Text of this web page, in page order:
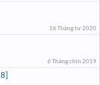
16 Tháng tư 2020
6 Tháng chín 2019